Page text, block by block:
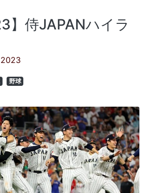
】侍JAPANハイラ
野球